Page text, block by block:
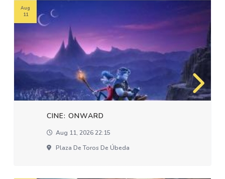
CINE: ONWARD
Aug 11, 2026 22:15
Plaza De Toros De Úbeda
Aug
11